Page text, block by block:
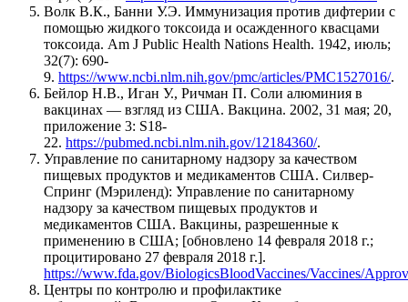
Волк В.К., Банни У.Э. Иммунизация против дифтерии с
помощью жидкого токсоида и осажденного квасцами
токсоида. Am J Public Health Nations Health. 1942, июль;
32(7): 690-
9. https://www.ncbi.nlm.nih.gov/pmc/articles/PMC1527016/.
Бейлор Н.В., Иган У., Ричман П. Соли алюминия в
вакцинах — взгляд из США. Вакцина. 2002, 31 мая; 20,
приложение 3: S18-
22. https://pubmed.ncbi.nlm.nih.gov/12184360/.
Управление по санитарному надзору за качеством
пищевых продуктов и медикаментов США. Силвер-
Спринг (Мэриленд): Управление по санитарному
надзору за качеством пищевых продуктов и
медикаментов США. Вакцины, разрешенные к
применению в США; [обновлено 14 февраля 2018 г.;
процитировано 27 февраля 2018 г.].
https://www.fda.gov/BiologicsBloodVaccines/Vaccines/
Центры по контролю и профилактике